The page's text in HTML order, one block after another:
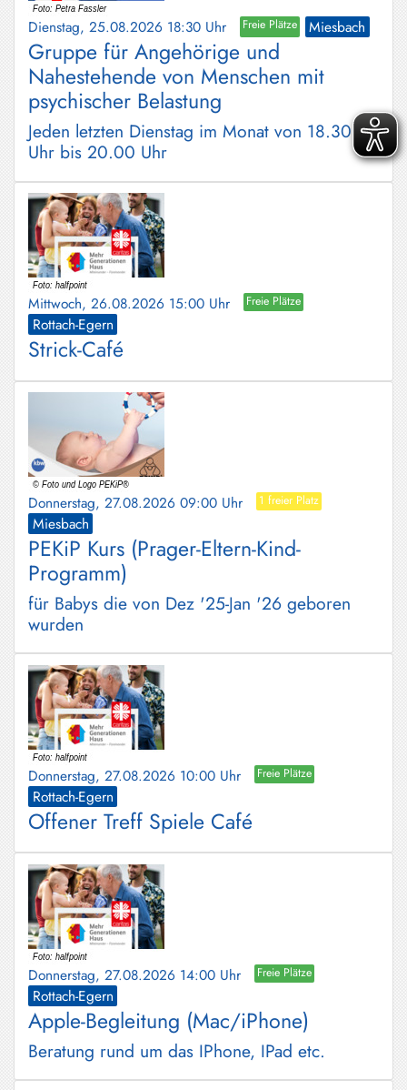
Dienstag, 25.08.2026 18:30 Uhr Freie Plätze Miesbach
Gruppe für Angehörige und
Nahestehende von Menschen mit
psychischer Belastung
Jeden letzten Dienstag im Monat von 18.30
Uhr bis 20.00 Uhr
Mittwoch, 26.08.2026 15:00 Uhr Freie Plätze
Rottach-Egern
Strick-Café
Donnerstag, 27.08.2026 09:00 Uhr 1 freier Platz
Miesbach
PEKiP Kurs (Prager-Eltern-Kind-
Programm)
für Babys die von Dez '25-Jan '26 geboren
wurden
Donnerstag, 27.08.2026 10:00 Uhr Freie Plätze
Rottach-Egern
Offener Treff Spiele Café
Donnerstag, 27.08.2026 14:00 Uhr Freie Plätze
Rottach-Egern
Apple-Begleitung (Mac/iPhone)
Beratung rund um das IPhone, IPad etc.